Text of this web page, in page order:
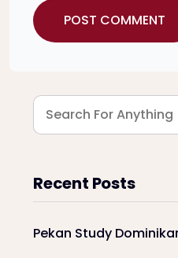
Recent Posts
Pekan Study